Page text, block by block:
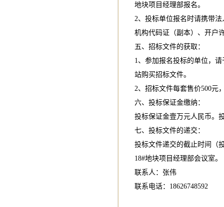
地块项目经理部报名。
2、投标单位报名时请携带
机构代码证（副本）、开户
五、招标文件的获取：
1、参加报名投标的单位，
站购买招标文件。
2、招标文件每套售价500元
六、投标保证金缴纳：
投标保证金壹万元人民币。
七、投标文件的递交：
投标文件递交的截止时间（
18#地块项目经理部会议室。
联系人：张伟
联系电话：18626748592